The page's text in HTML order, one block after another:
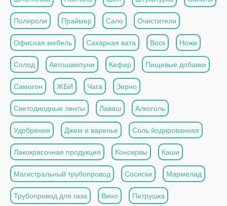
Полироли Праймер Сало Очистители
Офисная мебель Сахарная вата Воск Ножи
Солод Автошампуни Кефир Пищевые добавки
Самогон ЖБИ Чага Зерно
Светодиодные ленты Лаваш Алкоголь
Удобрения Джем и варенье Соль йодированная
Лакокрасочная продукция Консервы Каши
Магистральный трубопровод Сосиски Мармелад
Трубопровод для газа Вино Петрушка